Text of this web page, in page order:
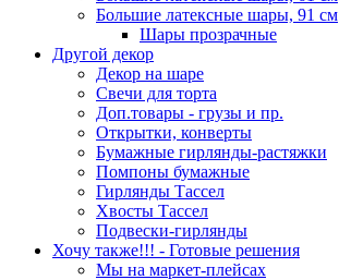
Большие латексные шары, 91 см
Шары прозрачные
Другой декор
Декор на шаре
Свечи для торта
Доп.товары - грузы и пр.
Открытки, конверты
Бумажные гирлянды-растяжки
Помпоны бумажные
Гирлянды Тассел
Хвосты Тассел
Подвески-гирлянды
Хочу также!!! - Готовые решения
Мы на маркет-плейсах